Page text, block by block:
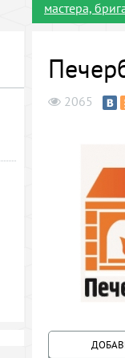
мастера,
2065